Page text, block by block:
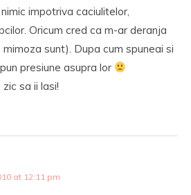
impotriva caciulitelor,
Oricum cred ca m-ar deranja
sunt). Dupa cum spuneai si
presiune asupra lor
sa ii lasi!
at 12:11 pm